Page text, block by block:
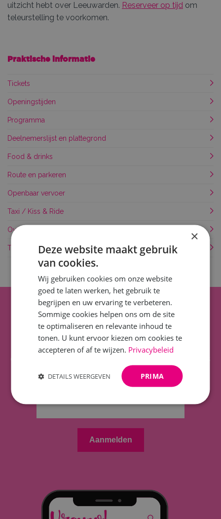
Praktische informatie
Tickets
Openingstijden
Programma
Deelnemerslijst en plattegrond
Food & drinks
Route en parkeren
Openbaar vervoer
Taxi / Kiss & Ride
Overnachten
Toegankelijkheid
uitzicht hebt over Leeuwarden. Reserveer op tijd om
teleurstelling te voorkomen.
Op de hoogte blijven?
Blijf op de hoogte van exclusieve updates, nieuws en
evenementen! Schrijf je in voor onze nieuwsbrief en mis
×
Deze website maakt gebruik
van cookies.
Wij gebruiken cookies om onze website
goed te laten werken, het gebruik te
begrijpen en uw ervaring te verbeteren.
Sommige cookies helpen ons om de site
te optimaliseren en relevante inhoud te
tonen. U kunt ervoor kiezen om cookies te
accepteren of af te wijzen. Privacybeleid
PRIMA
DETAILS WEERGEVEN